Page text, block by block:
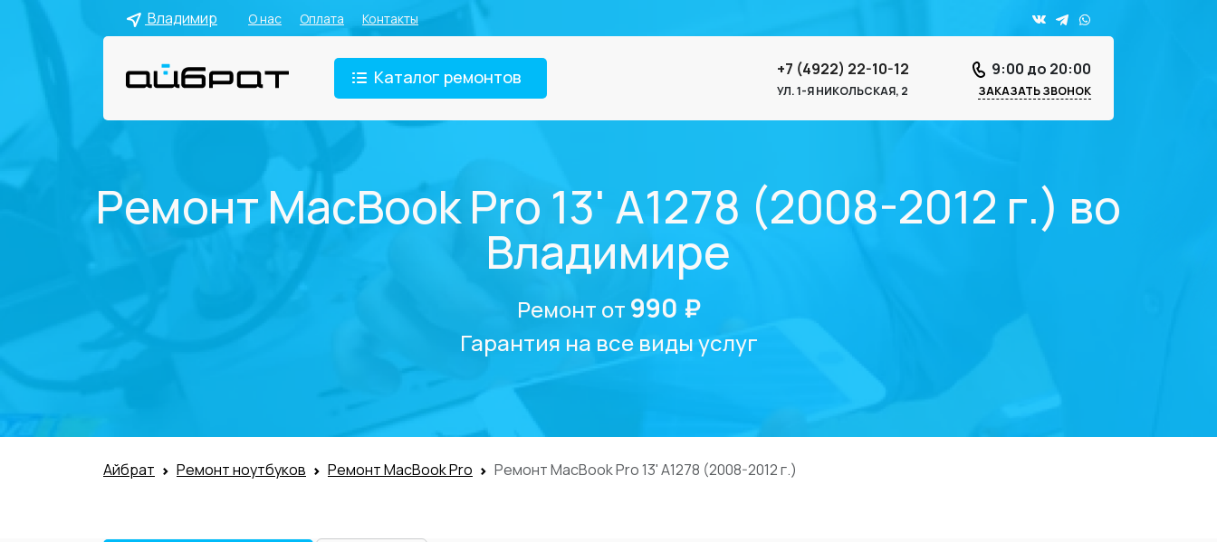
Владимир О нас Оплата Контакты
Каталог ремонтов +7 (4922) 22-10-12
УЛ. 1-Я НИКОЛЬСКАЯ, 2
9:00 до 20:00
ЗАКАЗАТЬ ЗВОНОК
Ремонт MacBook Pro 13' A1278 (2008-2012 г.) во
Владимире
Ремонт от 990 ₽
Гарантия на все виды услуг
Айбрат Ремонт ноутбуков Ремонт MacBook Pro Ремонт MacBook Pro 13' A1278 (2008-2012 г.)